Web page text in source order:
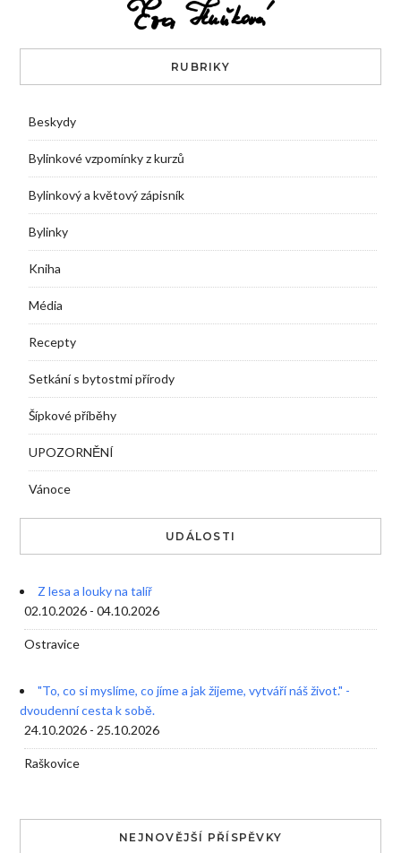
RUBRIKY
Beskydy
Bylinkové vzpomínky z kurzů
Bylinkový a květový zápisník
Bylinky
Kniha
Média
Recepty
Setkání s bytostmi přírody
Šípkové příběhy
UPOZORNĚNÍ
Vánoce
UDÁLOSTI
Z lesa a louky na talíř
02.10.2026 - 04.10.2026
Ostravice
"To, co si myslíme, co jíme a jak žijeme, vytváří náš život." -
dvoudenní cesta k sobě.
24.10.2026 - 25.10.2026
Raškovice
NEJNOVĚJŠÍ PŘÍSPĚVKY